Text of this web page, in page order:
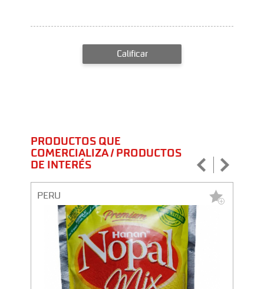
Calificar
PRODUCTOS QUE
COMERCIALIZA / PRODUCTOS
DE INTERÉS
PERU